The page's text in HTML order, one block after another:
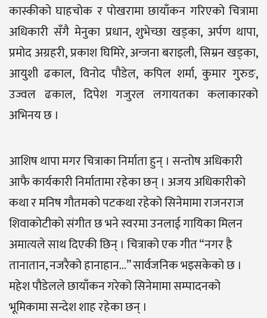
कास्कीको घाहचोक र पोखरामा छायाँकन गरिएको चित्रामा
अधिकारी सँगै मेनुका प्रधान, शुभेच्छा खड्का, अर्पण थापा,
प्रमोद अग्रहरी, प्रकाश घिमिरे, अन्जना बराइली, सिम्रन खड्का,
आयुशी ढकाल, विनोद पौडेल, कपिल शर्मा, कुमार गुरुङ,
उज्वल ढकाल, दिपेश गजुरल लगायतका कलाकारको
अभिनय छ ।
आशिष थापा मगर चित्राका निर्माता हुन् । सन्तोष अधिकारी
आफै कार्यकारी निर्मातामा रहेका छन् । अजय अधिकारीको
कथा र मनिष गौतमको पटकथा रहेको सिनेमामा राजनराज
शिवाकोटीको संगीत छ भने स्वरमा उनलाई गायिका मिलन
अमात्यले साथ दिएकी छिन् । चित्राको एक गीत “नगर है
तानातान, नजरैको हानाहान…” सार्वजनिक भइसकेको छ ।
महेश पौडेलले छायाँकन गरेको सिनेमामा सम्पादनको
भूमिकामा सन्देश शाह रहेका छन् ।